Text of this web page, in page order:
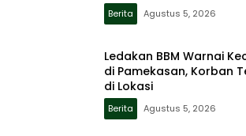
Berita Agustus 5, 2026
Ledakan BBM Warnai
di Pamekasan, Korban
di Lokasi
Berita Agustus 5, 2026